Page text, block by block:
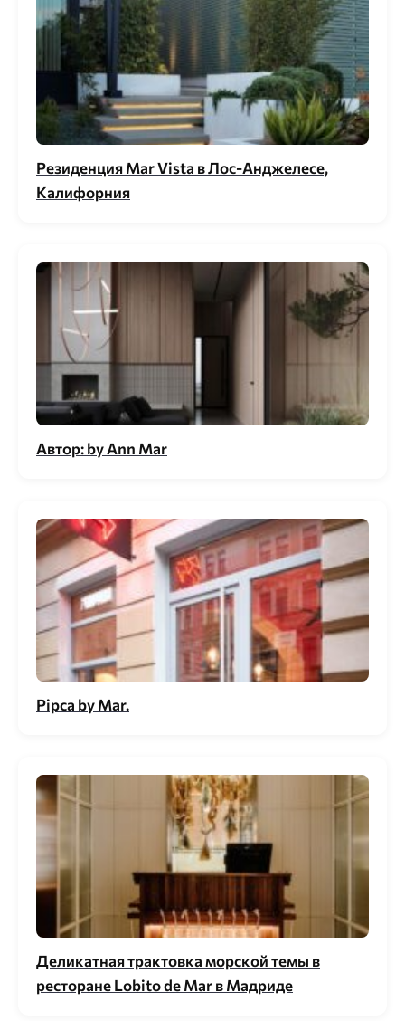
Резиденция Mar Vista в Лос-Анджелесе,
Калифорния
Автор: by Ann Mar
Pipca by Mar.
Деликатная трактовка морской темы в
ресторане Lobito de Mar в Мадриде